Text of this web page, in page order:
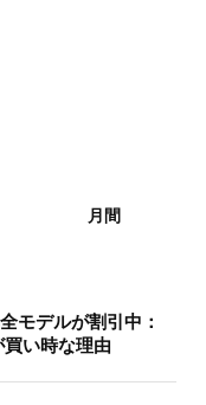
月間
モデルが割引中：
い時な理由